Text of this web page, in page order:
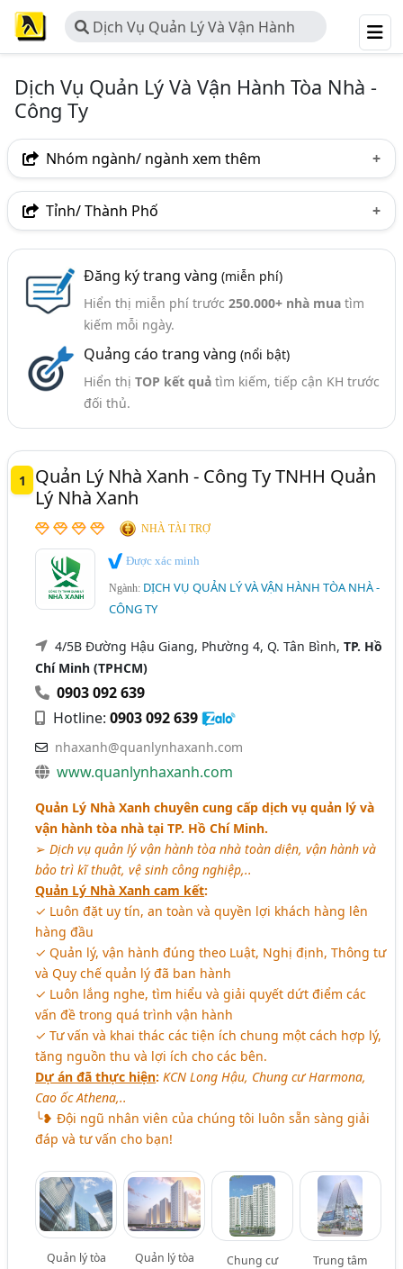
Dịch Vụ Quản Lý Và Vận Hành
Tòa Nhà - Công Ty
Dịch Vụ Quản Lý Và Vận Hành Tòa Nhà -
Công Ty
Nhóm ngành/ ngành xem thêm
Ngành nghề
Ngành xem thêm
Bất Động Sản - Quản Lý Và Tư Vấn Bất Động Sản (271)
Tỉnh/ Thành Phố
Bà Rịa-Vũng Tàu
Đắk Lắk
Đăng ký trang vàng (miễn phí)
Hiển thị miễn phí trước 250.000+ nhà muatìm
kiếm mỗi ngày.
Quảng cáo trang vàng (nổi bật)
Hiển thị TOP kết quảtìm kiếm, tiếp cận KH trước
đối thủ.
1
Quản Lý Nhà Xanh - Công Ty TNHH Quản
Lý Nhà Xanh
NHÀ TÀI TRỢ
Được xác minh
Ngành: DỊCH VỤ QUẢN LÝ VÀ VẬN HÀNH TÒA NHÀ -
CÔNG TY
4/5B Đường Hậu Giang, Phường 4, Q. Tân Bình,TP. Hồ
Chí Minh (TPHCM)
0903 092 639
Hotline:0903 092 639
nhaxanh@quanlynhaxanh.com
www.quanlynhaxanh.com
Quản Lý Nhà Xanh chuyên cung cấp dịch vụ quản lý và
vận hành tòa nhà tại TP. Hồ Chí Minh.
➢Dịch vụ quản lý vận hành tòa nhà toàn diện, vận hành và
bảo trì kĩ thuật, vệ sinh công nghiệp,..
Quản Lý Nhà Xanh cam kết:
✓ Luôn đặt uy tín, an toàn và quyền lợi khách hàng lên
hàng đầu
✓ Quản lý, vận hành đúng theo Luật, Nghị định, Thông tư
và Quy chế quản lý đã ban hành
✓ Luôn lắng nghe, tìm hiểu và giải quyết dứt điểm các
vấn đề trong quá trình vận hành
✓ Tư vấn và khai thác các tiện ích chung một cách hợp lý,
tăng nguồn thu và lợi ích cho các bên.
Dự án đã thực hiện: KCN Long Hậu, Chung cư Harmona,
Cao ốc Athena,..
╰❥ Đội ngũ nhân viên của chúng tôi luôn sẵn sàng giải
đáp và tư vấn cho bạn!
Quản lý tòa
Quản lý tòa
Chung cư
Trung tâm